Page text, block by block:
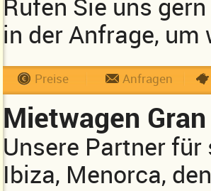
in der Anfrage,
Preise Anfragen
Mietwagen
Unsere Partner
Ibiza, Menorca,